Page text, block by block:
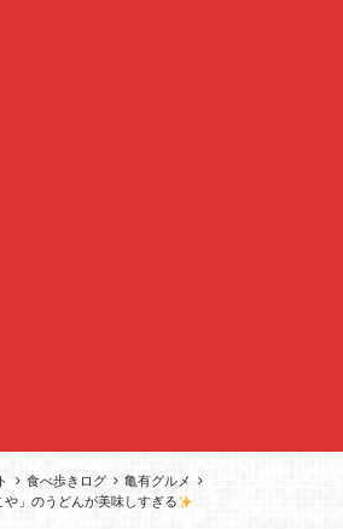
食べ歩きログ
亀有グルメ
や」のうどんが美味しすぎる